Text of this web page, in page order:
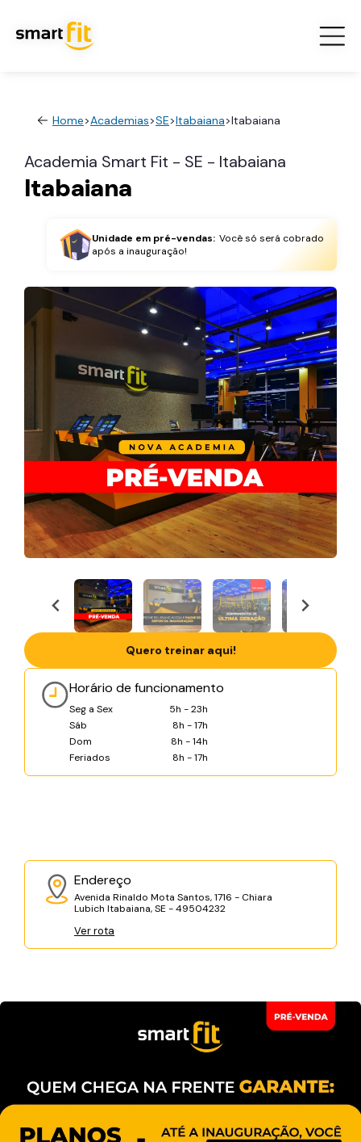
Home>Academias>SE>Itabaiana>Itabaiana
Academia Smart Fit - SE - Itabaiana
Itabaiana
Unidade em pré-vendas: Você só será cobrado
após a inauguração!
Horário de funcionamento
Seg a Sex
5h - 23h
Sáb
8h - 17h
Dom
8h - 14h
Feriados
8h - 17h
Endereço
Avenida Rinaldo Mota Santos, 1716 - Chiara
Lubich Itabaiana, SE - 49504232
Ver rota
Quero treinar aqui!